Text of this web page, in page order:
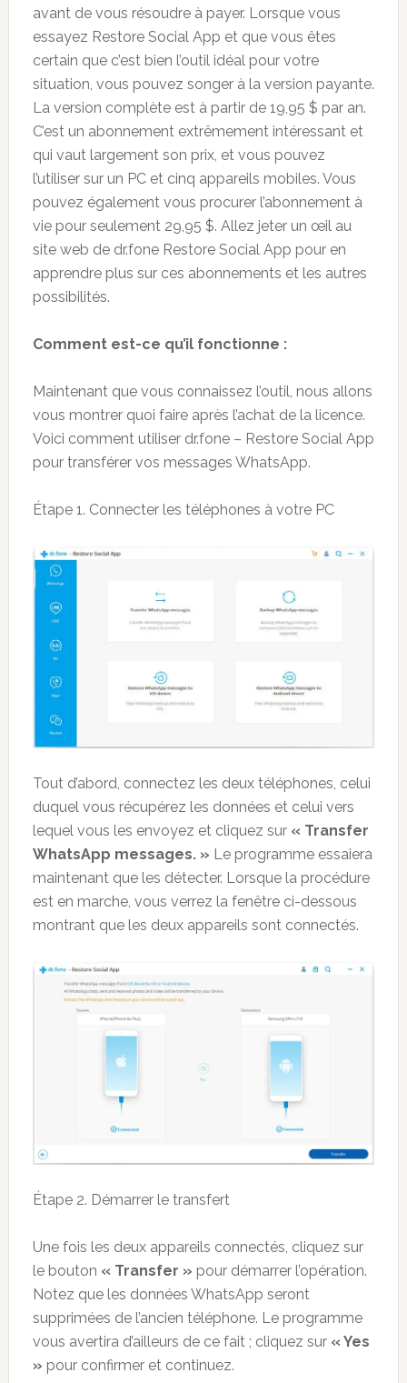
avant de vous résoudre à payer. Lorsque vous
essayez Restore Social App et que vous êtes
certain que c’est bien l’outil idéal pour votre
situation, vous pouvez songer à la version payante.
La version complète est à partir de 19,95 $ par an.
C’est un abonnement extrêmement intéressant et
qui vaut largement son prix, et vous pouvez
l’utiliser sur un PC et cinq appareils mobiles. Vous
pouvez également vous procurer l’abonnement à
vie pour seulement 29,95 $. Allez jeter un œil au
site web de dr.fone Restore Social App pour en
apprendre plus sur ces abonnements et les autres
possibilités.
Comment est-ce qu’il fonctionne :
Maintenant que vous connaissez l’outil, nous allons
vous montrer quoi faire après l’achat de la licence.
Voici comment utiliser dr.fone – Restore Social App
pour transférer vos messages WhatsApp.
Étape 1. Connecter les téléphones à votre PC
Tout d’abord, connectez les deux téléphones, celui
duquel vous récupérez les données et celui vers
lequel vous les envoyez et cliquez sur « Transfer
WhatsApp messages. » Le programme essaiera
maintenant que les détecter. Lorsque la procédure
est en marche, vous verrez la fenêtre ci-dessous
montrant que les deux appareils sont connectés.
Étape 2. Démarrer le transfert
Une fois les deux appareils connectés, cliquez sur
le bouton « Transfer » pour démarrer l’opération.
Notez que les données WhatsApp seront
supprimées de l’ancien téléphone. Le programme
vous avertira d’ailleurs de ce fait ; cliquez sur « Yes
» pour confirmer et continuez.